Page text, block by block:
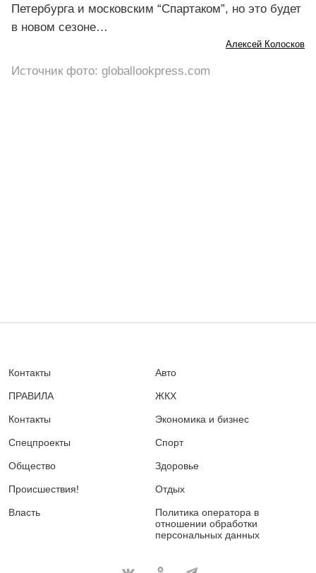
Петербурга и московским “Спартаком”, но это будет
в новом сезоне…
Алексей Колосков
Источник фото: globallookpress.com
Контакты
ПРАВИЛА
Контакты
Спецпроекты
Общество
Происшествия!
Власть
Авто
ЖКХ
Экономика и бизнес
Спорт
Здоровье
Отдых
Политика оператора в
отношении обработки
персональных данных